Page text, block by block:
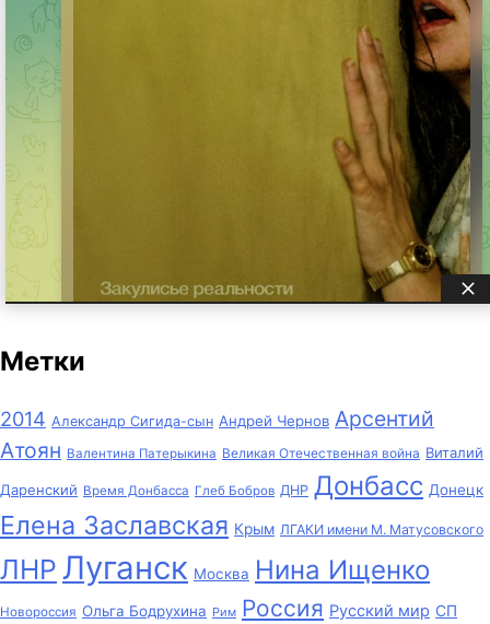
Метки
2014 Александр Сигида-сын Андрей Чернов Арсентий
Атоян Валентина Патерыкина Великая Отечественная война Виталий
Даренский Время Донбасса Глеб Бобров ДНР Донбасс Донецк
Елена Заславская Крым ЛГАКИ имени М. Матусовского
ЛНР Луганск Москва Нина Ищенко
Новороссия Ольга Бодрухина Рим Россия Русский мир СП